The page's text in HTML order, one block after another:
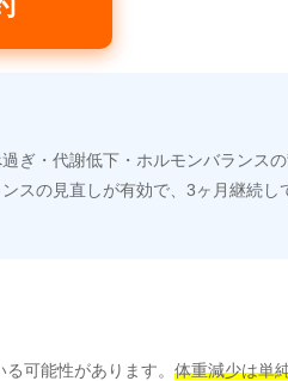
ぎ・代謝低下・ホルモンバランス
スの見直しが有効で、3ヶ月継続し
可能性があります。 体重減少は単